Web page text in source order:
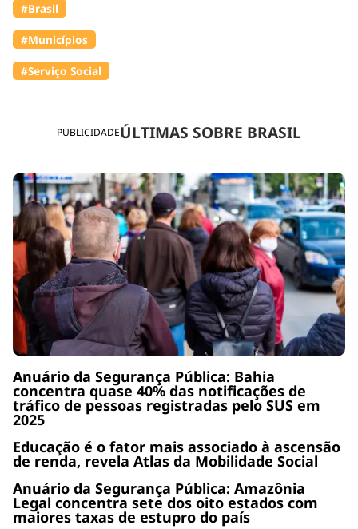
PUBLICIDADEÚLTIMAS SOBRE BRASIL
Anuário da Segurança Pública: Bahia
concentra quase 40% das notificações de
tráfico de pessoas registradas pelo SUS em
2025
Educação é o fator mais associado à ascensão
de renda, revela Atlas da Mobilidade Social
Anuário da Segurança Pública: Amazônia
Legal concentra sete dos oito estados com
maiores taxas de estupro do país
#Brasil
#Municípios
#Serviço Social